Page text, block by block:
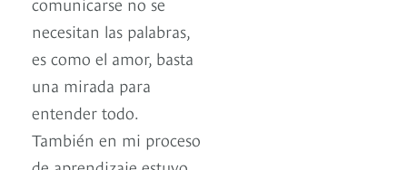
necesitan las palabras,
es como el amor, basta
una mirada para
entender todo.
También en mi proceso